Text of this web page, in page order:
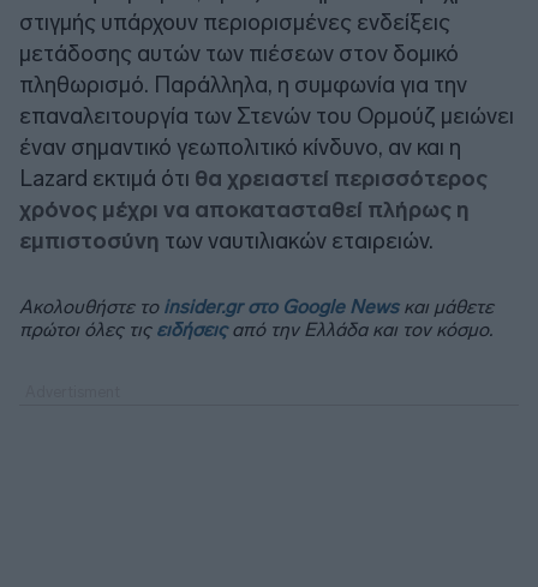
στιγμής υπάρχουν περιορισμένες ενδείξεις
μετάδοσης αυτών των πιέσεων στον δομικό
πληθωρισμό. Παράλληλα, η συμφωνία για την
επαναλειτουργία των Στενών του Ορμούζ μειώνει
έναν σημαντικό γεωπολιτικό κίνδυνο, αν και η
Lazard εκτιμά ότι θα χρειαστεί περισσότερος
χρόνος μέχρι να αποκατασταθεί πλήρως η
εμπιστοσύνη των ναυτιλιακών εταιρειών.
Ακολουθήστε το insider.gr στο Google Newsκαι μάθετε
πρώτοι όλες τις ειδήσειςαπό την Ελλάδα και τον κόσμο.